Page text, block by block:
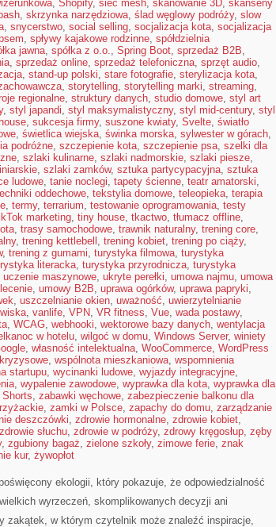
, Shopify, sieć mesh, skanowanie 3D, skanseny
, skrzynka narzędziowa, ślad węglowy podróży, slow
, snycerstwo, social selling, socjalizacja kota, socjalizacja
, spływy kajakowe rodzinne, spółdzielnia
jawna, spółka z o.o., Spring Boot, sprzedaż B2B,
, sprzedaż online, sprzedaż telefoniczna, sprzęt audio,
, stand-up polski, stare fotografie, sterylizacja kota,
, storytelling, storytelling marki, streaming,
regionalne, struktury danych, studio domowe, styl art
, styl japandi, styl maksymalistyczny, styl mid-century, styl
, sukcesja firmy, suszone kwiaty, Svelte, światło
, świetlica wiejska, świnka morska, sylwester w górach,
podróżne, szczepienie kota, szczepienie psa, szelki dla
, szlaki kulinarne, szlaki nadmorskie, szlaki piesze,
, szlaki zamków, sztuka partycypacyjna, sztuka
ludowe, tanie noclegi, tapety ścienne, teatr amatorski,
oddechowe, tekstylia domowe, teleopieka, terapia
, termy, terrarium, testowanie oprogramowania, testy
marketing, tiny house, tkactwo, tłumacz offline,
, trasy samochodowe, trawnik naturalny, trening core,
, trening kettlebell , trening kobiet, trening po ciąży,
, trening z gumami, turystyka filmowa, turystyka
literacka, turystyka przyrodnicza, turystyka
uczenie maszynowe, ukryte perełki, umowa najmu, umowa
, umowy B2B, uprawa ogórków, uprawa papryki,
, uszczelnianie okien, uważność, uwierzytelnianie
, vanlife, VPN, VR fitness, Vue, wada postawy,
, WCAG, webhooki, wektorowe bazy danych, wentylacja
w hotelu, wilgoć w domu, Windows Server, winiety
, własność intelektualna, WooCommerce, WordPress
, wspólnota mieszkaniowa, wspomnienia
startupu, wycinanki ludowe, wyjazdy integracyjne,
, wypalenie zawodowe, wyprawka dla kota, wyprawka dla
Shorts, zabawki węchowe, zabezpieczenie balkonu dla
, zamki w Polsce, zapachy do domu, zarządzanie
deszczówki, zdrowie hormonalne, zdrowie kobiet,
zdrowie słuchu, zdrowie w podróży, zdrowy kręgosłup, zęby
, zgubiony bagaż, zielone szkoły, zimowe ferie, znak
kur, żywopłot
ekologii, który pokazuje, że odpowiedzialność
wyrzeczeń, skomplikowanych decyzji ani
zakątek, w którym czytelnik może znaleźć inspiracje,